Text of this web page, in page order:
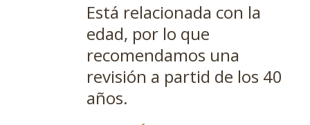
Está relacionada con la
edad, por lo que
recomendamos una
revisión a partid de los 40
años.